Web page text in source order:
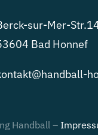
sur-Mer-
Bad Honnef
Handball –